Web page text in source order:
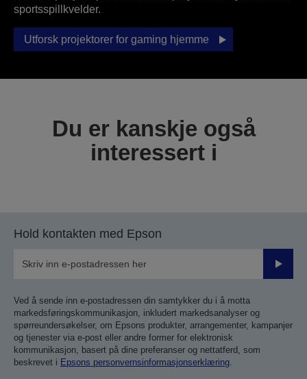
sportsspillkvelder.
Utforsk projektorer for gaming hjemme
Du er kanskje også
interessert i
Hold kontakten med Epson
Send
Ved å sende inn e-postadressen din samtykker du i å motta
markedsføringskommunikasjon, inkludert markedsanalyser og
spørreundersøkelser, om Epsons produkter, arrangementer, kampanjer
og tjenester via e-post eller andre former for elektronisk
kommunikasjon, basert på dine preferanser og nettatferd, som
beskrevet i Epsons personvernsinformasjonserklæring.